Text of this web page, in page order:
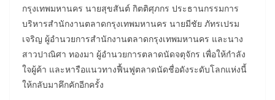
กรุงเทพมหานคร นายสุขสันต์ กิตติศุภกร ประธานกรรมการ
บริหารสำนักงานตลาดกรุงเทพมหานคร นายมีชัย ภัทรเปรม
เจริญ ผู้อำนวยการสำนักงานตลาดกรุงเทพมหานคร และนาง
สาวปาณิศา ทองมา ผู้อำนวยการตลาดนัดจตุจักร เพื่อให้กำลัง
ใจผู้ค้า และหารือแนวทางฟื้นฟูตลาดนัดชื่อดังระดับโลกแห่งนี้
ให้กลับมาคึกคักอีกครั้ง